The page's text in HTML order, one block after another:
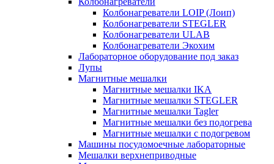
Колбонагреватели LOIP (Лоип)
Колбонагреватели STEGLER
Колбонагреватели ULAB
Колбонагреватели Экохим
Лабораторное оборудование под заказ
Лупы
Магнитные мешалки
Магнитные мешалки IKA
Магнитные мешалки STEGLER
Магнитные мешалки Tagler
Магнитные мешалки без подогрева
Магнитные мешалки с подогревом
Машины посудомоечные лабораторные
Мешалки верхнеприводные